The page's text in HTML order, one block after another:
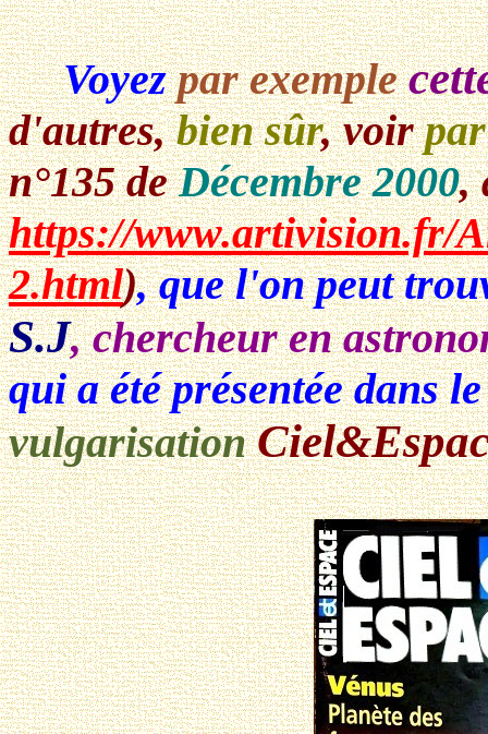
Voyezpar exemple
d'autres,bien sûr, voir
n°135deDécembre 2000,
https://www.artivision.fr/
2.html), que l'on peut
S.J, chercheur en
qui a été présentée dans
vulgarisation